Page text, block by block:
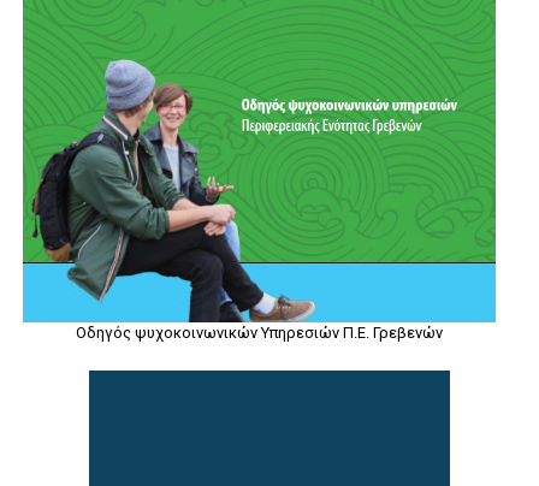
Οδηγός ψυχοκοινωνικών Υπηρεσιών Π.Ε. Γρεβενών